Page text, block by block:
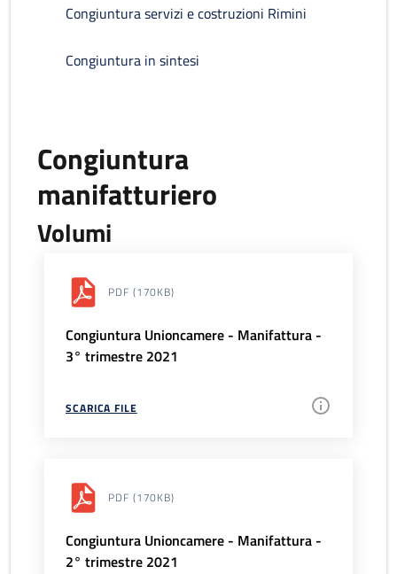
Congiuntura servizi e costruzioni Rimini
Congiuntura in sintesi
Congiuntura
manifatturiero
Volumi
PDF (170KB)
Congiuntura Unioncamere - Manifattura -
3° trimestre 2021
SCARICA FILE
PDF (170KB)
Congiuntura Unioncamere - Manifattura -
2° trimestre 2021